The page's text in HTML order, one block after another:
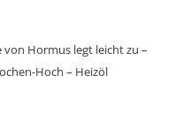
Hormus legt leicht zu –
Hoch – Heizöl